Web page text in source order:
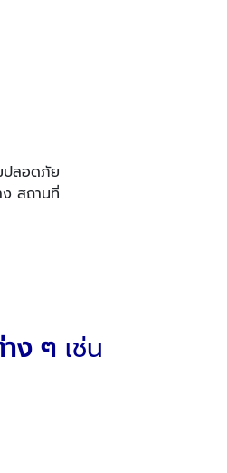
ปลอดภัย
สถานที่
ง ๆ เช่น